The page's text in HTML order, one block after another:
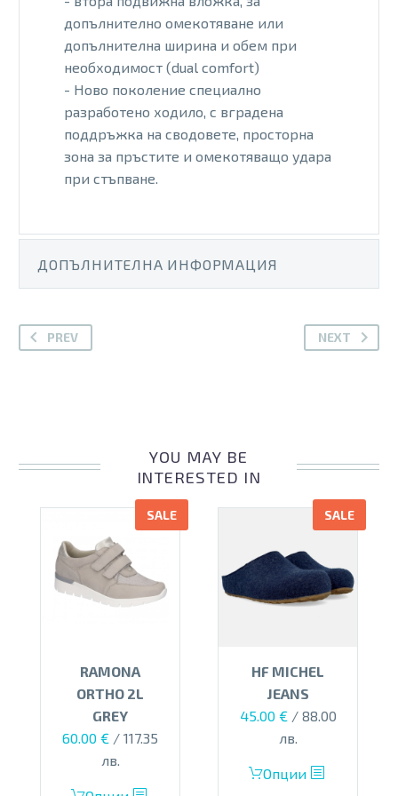
допълнително омекотяване или
допълнителна ширина и обем при
необходимост (dual comfort)
- Ново поколение специално
разработено ходило, с вградена
поддръжка на сводовете, просторна
зона за пръстите и омекотяващо удара
при стъпване.
ДОПЪЛНИТЕЛНА ИНФОРМАЦИЯ
PREV NEXT
YOU MAY BE
INTERESTED IN
SALE
RAMONA
ORTHO 2L
GREY
Original
60.00 €Текущата
цена
/ 117.35
лв.
SALE
HF MICHEL
JEANS
Original
75.00 €.
45.00 €Текущата
цена
45.00 €.
/ 88.00
лв.
Опции
This